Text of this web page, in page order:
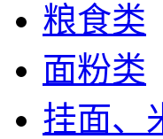
粮食类
面粉类
挂面、